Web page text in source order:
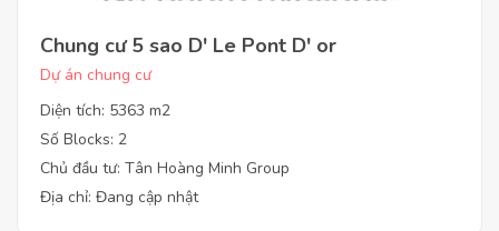
Chung cư 5 sao D' Le Pont D' or
Dự án chung cư
Diện tích: 5363 m2
Số Blocks: 2
Chủ đầu tư: Tân Hoàng Minh Group
Địa chỉ: Đang cập nhật